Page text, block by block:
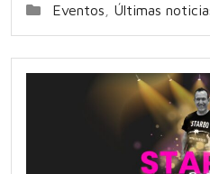
Eventos
Últimas